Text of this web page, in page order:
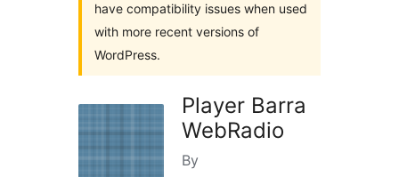
have compatibility issues when used
with more recent versions of
WordPress.
Player Barra
WebRadio
By